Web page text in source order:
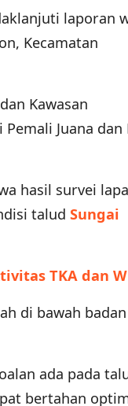
laporan
Kecamatan
Kawasan
Juana dan
hasil survei
talud Sungai
TKA dan
di bawah
ada pada
bertahan